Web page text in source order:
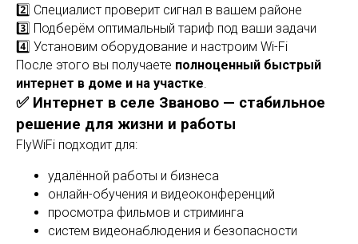
2️⃣ Специалист проверит сигнал в вашем районе
3️⃣ Подберём оптимальный тариф под ваши задачи
4️⃣ Установим оборудование и настроим Wi-Fi
После этого вы получаете полноценный быстрый
интернет в доме и на участке.
✅ Интернет в селе Званово — стабильное
решение для жизни и работы
FlyWiFi подходит для:
удалённой работы и бизнеса
онлайн-обучения и видеоконференций
просмотра фильмов и стриминга
систем видеонаблюдения и безопасности